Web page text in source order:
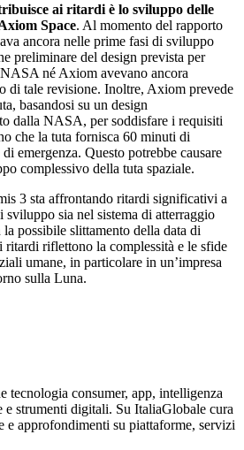
ai ritardi è lo sviluppo delle
Space. Al momento del rapporto
ancora nelle prime fasi di sviluppo
preliminare del design prevista per
né Axiom avevano ancora
di tale revisione. Inoltre, Axiom prevede
basandosi su un design
dalla NASA, per soddisfare i requisiti
che la tuta fornisca 60 minuti di
emergenza. Questo potrebbe causare
complessivo della tuta spaziale​​.
3 sta affrontando ritardi significativi a
sviluppo sia nel sistema di atterraggio
possibile slittamento della data di
riflettono la complessità e le sfide
umane, in particolare in un’impresa
sulla Luna.
tecnologia consumer, app, intelligenza
e strumenti digitali. Su ItaliaGlobale cura
e approfondimenti su piattaforme, servizi